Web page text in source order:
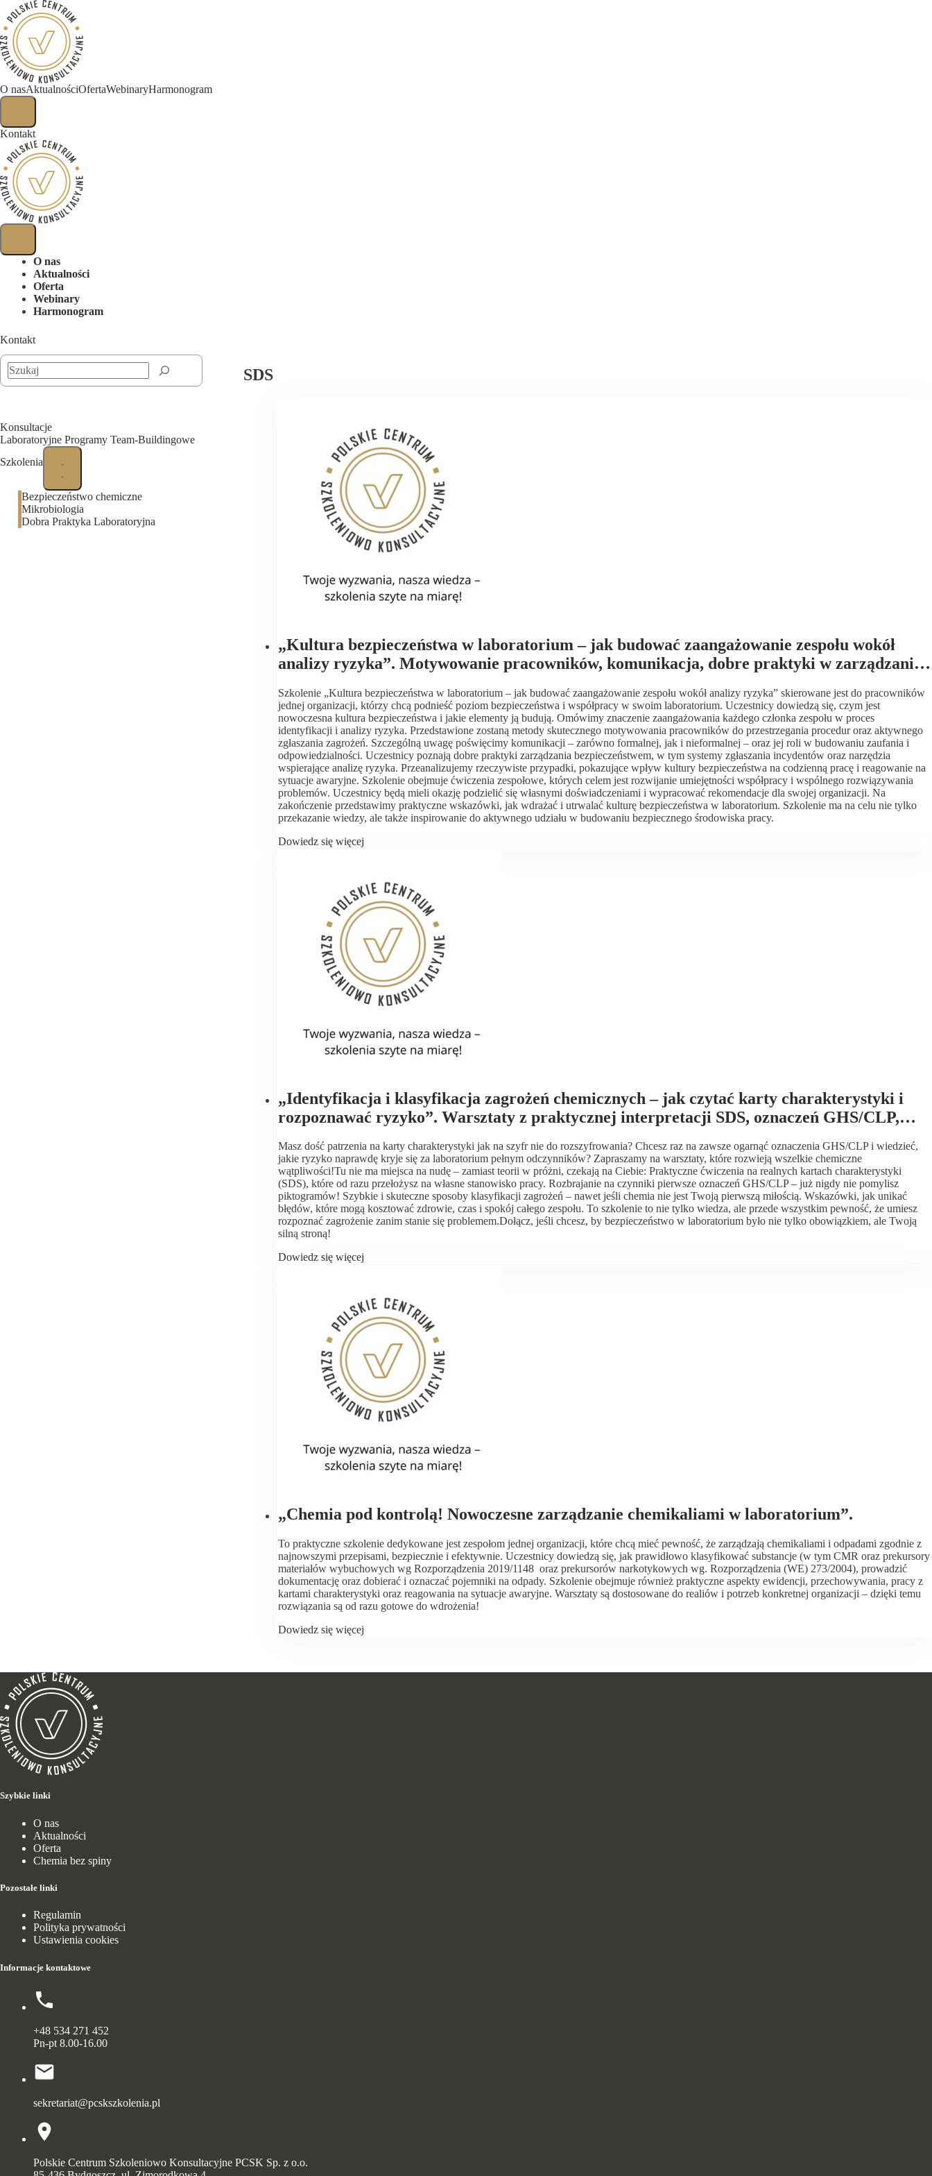
O nasAktualnościOfertaWebinaryHarmonogram
Kontakt
O nas
Aktualności
Oferta
Webinary
Harmonogram
Kontakt
Szukaj
Konsultacje
Laboratoryjne Programy Team-Buildingowe
Szkolenia
Bezpieczeństwo chemiczne
Mikrobiologia
Dobra Praktyka Laboratoryjna
SDS
„Kultura bezpieczeństwa w laboratorium – jak budować zaangażowanie zespołu wokół
analizy ryzyka”. Motywowanie pracowników, komunikacja, dobre praktyki w zarządzaniu
Szkolenie „Kultura bezpieczeństwa w laboratorium – jak budować zaangażowanie zespołu wokół analizy ryzyka” skierowane jest do pracowników
jednej organizacji, którzy chcą podnieść poziom bezpieczeństwa i współpracy w swoim laboratorium. Uczestnicy dowiedzą się, czym jest
nowoczesna kultura bezpieczeństwa i jakie elementy ją budują. Omówimy znaczenie zaangażowania każdego członka zespołu w proces
identyfikacji i analizy ryzyka. Przedstawione zostaną metody skutecznego motywowania pracowników do przestrzegania procedur oraz aktywnego
zgłaszania zagrożeń. Szczególną uwagę poświęcimy komunikacji – zarówno formalnej, jak i nieformalnej – oraz jej roli w budowaniu zaufania i
odpowiedzialności. Uczestnicy poznają dobre praktyki zarządzania bezpieczeństwem, w tym systemy zgłaszania incydentów oraz narzędzia
wspierające analizę ryzyka. Przeanalizujemy rzeczywiste przypadki, pokazujące wpływ kultury bezpieczeństwa na codzienną pracę i reagowanie na
sytuacje awaryjne. Szkolenie obejmuje ćwiczenia zespołowe, których celem jest rozwijanie umiejętności współpracy i wspólnego rozwiązywania
problemów. Uczestnicy będą mieli okazję podzielić się własnymi doświadczeniami i wypracować rekomendacje dla swojej organizacji. Na
zakończenie przedstawimy praktyczne wskazówki, jak wdrażać i utrwalać kulturę bezpieczeństwa w laboratorium. Szkolenie ma na celu nie tylko
przekazanie wiedzy, ale także inspirowanie do aktywnego udziału w budowaniu bezpiecznego środowiska pracy.
Dowiedz się więcej
„Identyfikacja i klasyfikacja zagrożeń chemicznych – jak czytać karty charakterystyki i
rozpoznawać ryzyko”. Warsztaty z praktycznej interpretacji SDS, oznaczeń GHS/CLP,
Masz dość patrzenia na karty charakterystyki jak na szyfr nie do rozszyfrowania? Chcesz raz na zawsze ogarnąć oznaczenia GHS/CLP i wiedzieć,
jakie ryzyko naprawdę kryje się za laboratorium pełnym odczynników? Zapraszamy na warsztaty, które rozwieją wszelkie chemiczne
wątpliwości!Tu nie ma miejsca na nudę – zamiast teorii w próżni, czekają na Ciebie: Praktyczne ćwiczenia na realnych kartach charakterystyki
(SDS), które od razu przełożysz na własne stanowisko pracy. Rozbrajanie na czynniki pierwsze oznaczeń GHS/CLP – już nigdy nie pomylisz
piktogramów! Szybkie i skuteczne sposoby klasyfikacji zagrożeń – nawet jeśli chemia nie jest Twoją pierwszą miłością. Wskazówki, jak unikać
błędów, które mogą kosztować zdrowie, czas i spokój całego zespołu. To szkolenie to nie tylko wiedza, ale przede wszystkim pewność, że umiesz
rozpoznać zagrożenie zanim stanie się problemem.Dołącz, jeśli chcesz, by bezpieczeństwo w laboratorium było nie tylko obowiązkiem, ale Twoją
silną stroną!
Dowiedz się więcej
„Chemia pod kontrolą! Nowoczesne zarządzanie chemikaliami w laboratorium”.
To praktyczne szkolenie dedykowane jest zespołom jednej organizacji, które chcą mieć pewność, że zarządzają chemikaliami i odpadami zgodnie z
najnowszymi przepisami, bezpiecznie i efektywnie. Uczestnicy dowiedzą się, jak prawidłowo klasyfikować substancje (w tym CMR oraz prekursory
materiałów wybuchowych wg Rozporządzenia 2019/1148 oraz prekursorów narkotykowych wg. Rozporządzenia (WE) 273/2004), prowadzić
dokumentację oraz dobierać i oznaczać pojemniki na odpady. Szkolenie obejmuje również praktyczne aspekty ewidencji, przechowywania, pracy z
kartami charakterystyki oraz reagowania na sytuacje awaryjne. Warsztaty są dostosowane do realiów i potrzeb konkretnej organizacji – dzięki temu
rozwiązania są od razu gotowe do wdrożenia!
Dowiedz się więcej
Szybkie linki
O nas
Aktualności
Oferta
Chemia bez spiny
Pozostałe linki
Regulamin
Polityka prywatności
Ustawienia cookies
Informacje kontaktowe
+48 534 271 452
Pn-pt 8.00-16.00
sekretariat@pcskszkolenia.pl
Polskie Centrum Szkoleniowo Konsultacyjne PCSK Sp. z o.o.